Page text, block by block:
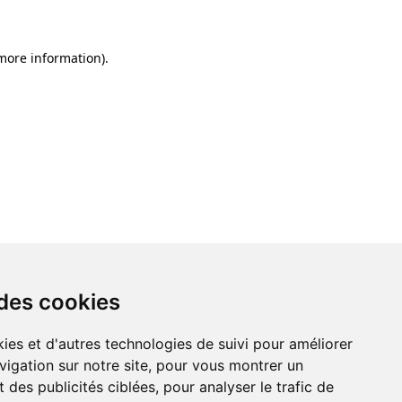
cookies
et d'autres technologies de suivi pour améliorer
sur notre site, pour vous montrer un
des publicités ciblées, pour analyser le trafic de
information).